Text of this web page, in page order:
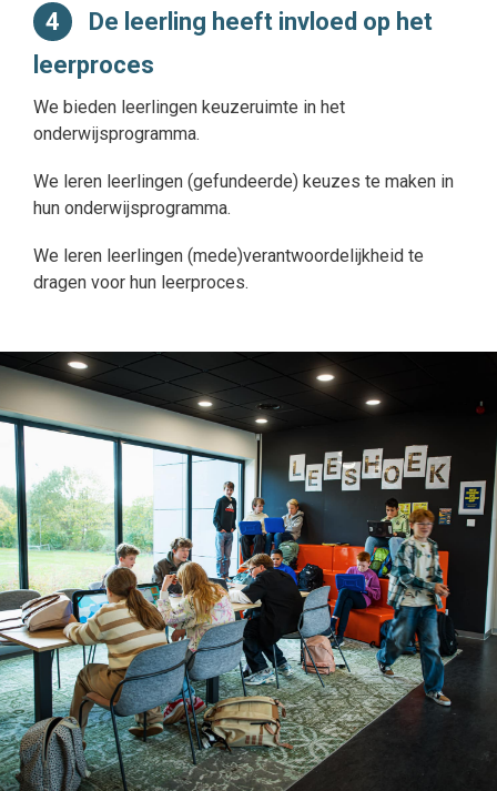
4
De leerling heeft invloed op het
leerproces
We bieden leerlingen keuzeruimte in het
onderwijsprogramma.
We leren leerlingen (gefundeerde) keuzes te maken in
hun onderwijsprogramma.
We leren leerlingen (mede)verantwoordelijkheid te
dragen voor hun leerproces.